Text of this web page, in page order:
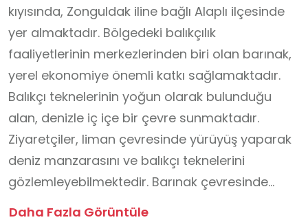
kıyısında, Zonguldak iline bağlı Alaplı ilçesinde
yer almaktadır. Bölgedeki balıkçılık
faaliyetlerinin merkezlerinden biri olan barınak,
yerel ekonomiye önemli katkı sağlamaktadır.
Balıkçı teknelerinin yoğun olarak bulunduğu
alan, denizle iç içe bir çevre sunmaktadır.
Ziyaretçiler, liman çevresinde yürüyüş yaparak
deniz manzarasını ve balıkçı teknelerini
gözlemleyebilmektedir. Barınak çevresinde
ziyaretçilere hizmet veren kafe ve dinlenme
Daha Fazla Görüntüle